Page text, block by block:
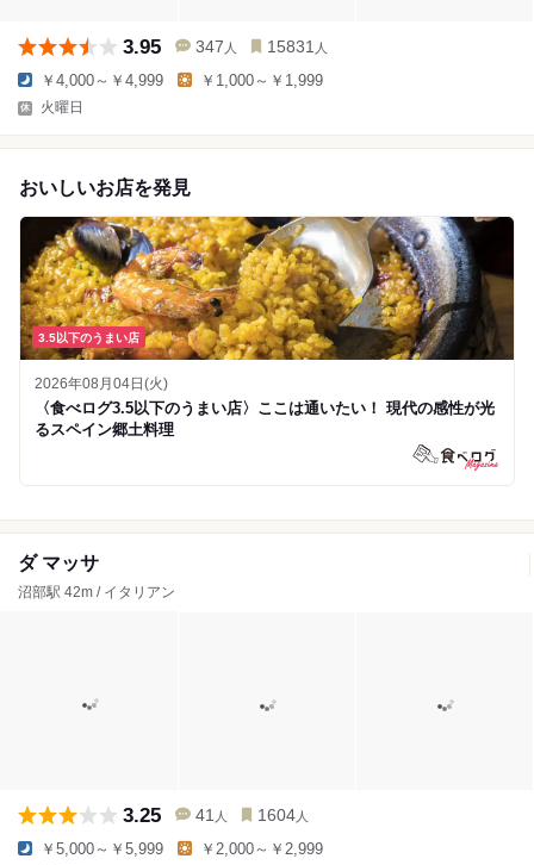
3.95 347 人 15831 人
￥4,000～￥4,999 ￥1,000～￥1,999
火曜日
おいしいお店を発見
3.5以下のうまい店
2026年08月04日(火)
〈食べログ3.5以下のうまい店〉ここは通いたい！ 現代の感性が光
るスペイン郷土料理
ダ マッサ
沼部駅 42m / イタリアン
3.25 41 人 1604 人
￥5,000～￥5,999 ￥2,000～￥2,999